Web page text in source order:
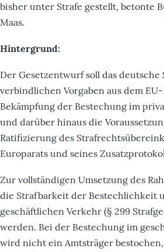
bisher unter Strafe gestellt, betonte
Maas.
Hintergrund:
Der Gesetzentwurf soll das
verbindlichen Vorgaben aus dem
Bekämpfung der Bestechung im
und darüber hinaus die
Ratifizierung des
Europarats und seines
Zur vollständigen Umsetzung des
die Strafbarkeit der Bestechlichkeit
geschäftlichen Verkehr (§ 299
werden. Bei der Bestechung im
wird nicht ein Amtsträger